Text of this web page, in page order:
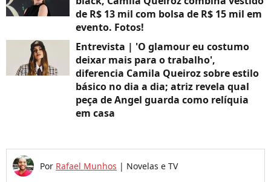
de R$ 13 mil com bolsa de R$ 15 mil em
evento. Fotos!
Entrevista | 'O glamour eu costumo
deixar mais para o trabalho',
diferencia Camila Queiroz sobre estilo
básico no dia a dia; atriz revela qual
peça de Angel guarda como relíquia
em casa
Por Rafael Munhos | Novelas e TV